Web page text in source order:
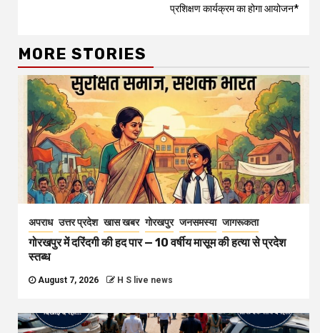
प्रशिक्षण कार्यक्रम का होगा आयोजन*
MORE STORIES
अपराध उत्तर प्रदेश खास खबर गोरखपुर जनसमस्या जागरूकता
गोरखपुर में दरिंदगी की हद पार — 10 वर्षीय मासूम की हत्या से प्रदेश
स्तब्ध
August 7, 2026 H S live news